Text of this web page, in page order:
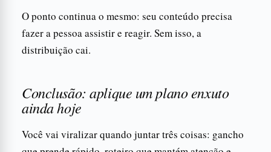
O ponto continua o mesmo: seu conteúdo precisa
fazer a pessoa assistir e reagir. Sem isso, a
distribuição cai.
Conclusão: aplique um plano enxuto
ainda hoje
Você vai viralizar quando juntar três coisas: gancho